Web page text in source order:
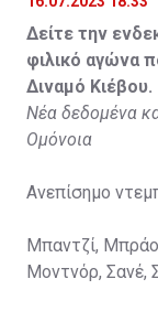
Δείτε την
φιλικό αγώνα
Διναμό Κιέβου.
Νέα δεδομένα
Ομόνοια
Ανεπίσημο
Μπαντζί,
Μοντνόρ, Σανέ,